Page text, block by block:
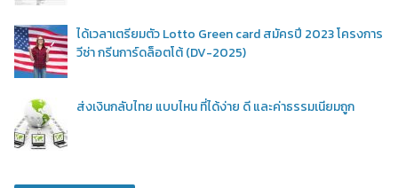
ได้เวลาเตรียมตัว Lotto Green card สมัครปี 2023 โครงการ
วีซ่า กรีนการ์ดล็อตโต้ (DV-2025)
ส่งเงินกลับไทย แบบไหน ที่ได้ง่าย ดี และค่าธรรมเนียมถูก